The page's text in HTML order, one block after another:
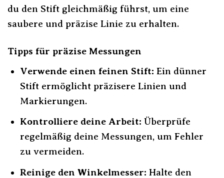
du den Stift gleichmäßig führst, um eine
saubere und präzise Linie zu erhalten.
Tipps für präzise Messungen
Verwende einen feinen Stift: Ein dünner
Stift ermöglicht präzisere Linien und
Markierungen.
Kontrolliere deine Arbeit: Überprüfe
regelmäßig deine Messungen, um Fehler
zu vermeiden.
Reinige den Winkelmesser: Halte den